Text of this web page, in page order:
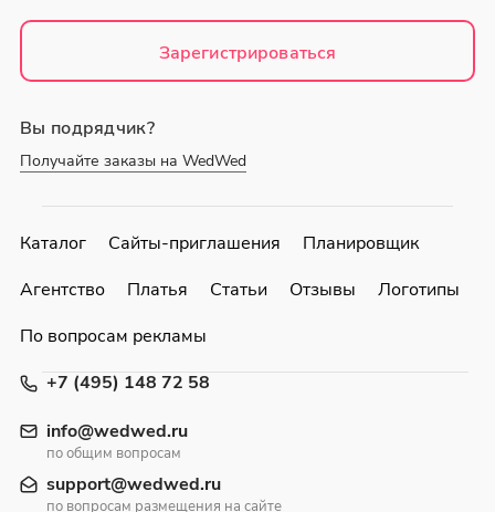
Зарегистрироваться
Вы подрядчик?
Получайте заказы на WedWed
+7 (495) 148 72 58
info@wedwed.ru
по общим вопросам
support@wedwed.ru
по вопросам размещения на сайте
Каталог Сайты-приглашения
Планировщик
Агентство
Платья Статьи Отзывы
Логотипы
По вопросам рекламы